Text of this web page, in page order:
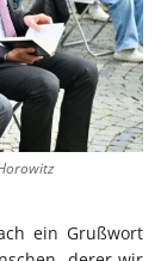
ein Grußwort